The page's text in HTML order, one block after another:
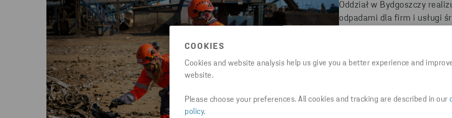
COOKIES
Cookies and website analysis help us give you a better experience and
website.
Please choose your preferences. All cookies and tracking are described in our
policy.
Oddział w Bydgoszczy
odpadami dla firm i usługi
do zamykania obiegu
tworzywa sztuczne oraz
znajduje się wyjątkowy,
oczyszczające powietrze z
wyłoniony w konkursie